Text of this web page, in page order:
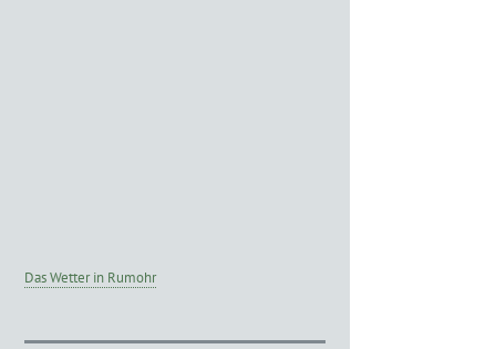
Das Wetter in Rumohr